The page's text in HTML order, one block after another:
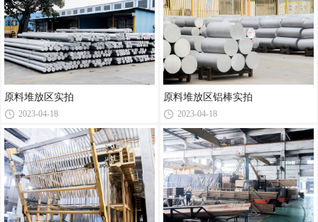
原料堆放区实拍
2023-04-18
原料堆放区铝棒实拍
2023-04-18